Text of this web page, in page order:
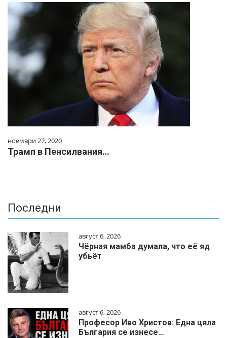
ноември 27, 2020
Трамп в Пенсилвания…
Последни
август 6, 2026
Чёрная мамба думала, что её яд
убьёт
август 6, 2026
Професор Иво Христов: Една цяла
България се изнесе…